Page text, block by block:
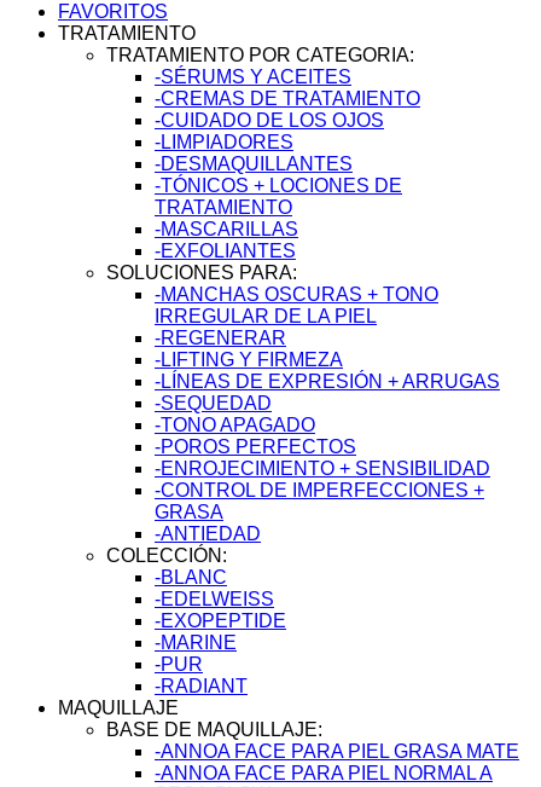
FAVORITOS
TRATAMIENTO
TRATAMIENTO POR CATEGORIA:
-SÉRUMS Y ACEITES
-CREMAS DE TRATAMIENTO
-CUIDADO DE LOS OJOS
-LIMPIADORES
-DESMAQUILLANTES
-TÓNICOS + LOCIONES DE
TRATAMIENTO
-MASCARILLAS
-EXFOLIANTES
SOLUCIONES PARA:
-MANCHAS OSCURAS + TONO
IRREGULAR DE LA PIEL
-REGENERAR
-LIFTING Y FIRMEZA
-LÍNEAS DE EXPRESIÓN + ARRUGAS
-SEQUEDAD
-TONO APAGADO
-POROS PERFECTOS
-ENROJECIMIENTO + SENSIBILIDAD
-CONTROL DE IMPERFECCIONES +
GRASA
-ANTIEDAD
COLECCIÓN:
-BLANC
-EDELWEISS
-EXOPEPTIDE
-MARINE
-PUR
-RADIANT
MAQUILLAJE
BASE DE MAQUILLAJE:
-ANNOA FACE PARA PIEL GRASA MATE
-ANNOA FACE PARA PIEL NORMAL A